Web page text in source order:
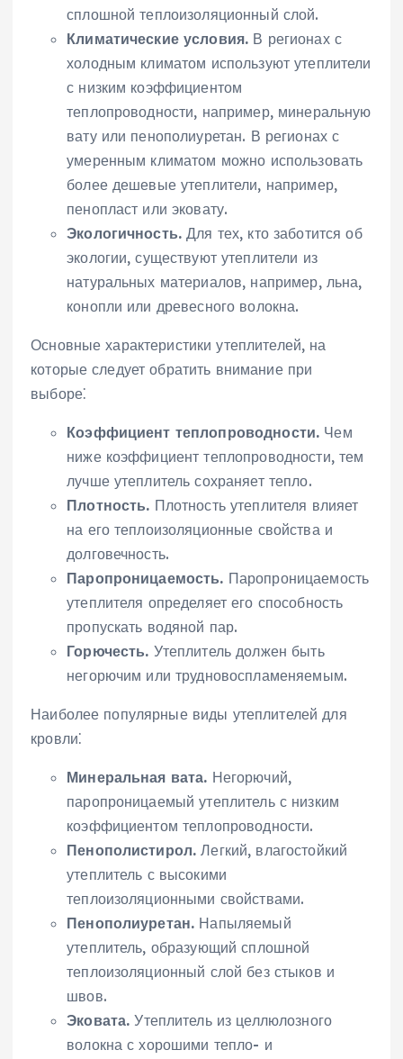
сплошной теплоизоляционный слой.
Климатические условия. В регионах с
холодным климатом используют утеплители
с низким коэффициентом
теплопроводности, например, минеральную
вату или пенополиуретан. В регионах с
умеренным климатом можно использовать
более дешевые утеплители, например,
пенопласт или эковату.
Экологичность. Для тех, кто заботится об
экологии, существуют утеплители из
натуральных материалов, например, льна,
конопли или древесного волокна.
Основные характеристики утеплителей, на
которые следует обратить внимание при
выборе⁚
Коэффициент теплопроводности. Чем
ниже коэффициент теплопроводности, тем
лучше утеплитель сохраняет тепло.
Плотность. Плотность утеплителя влияет
на его теплоизоляционные свойства и
долговечность.
Паропроницаемость. Паропроницаемость
утеплителя определяет его способность
пропускать водяной пар.
Горючесть. Утеплитель должен быть
негорючим или трудновоспламеняемым.
Наиболее популярные виды утеплителей для
кровли⁚
Минеральная вата. Негорючий,
паропроницаемый утеплитель с низким
коэффициентом теплопроводности.
Пенополистирол. Легкий, влагостойкий
утеплитель с высокими
теплоизоляционными свойствами.
Пенополиуретан. Напыляемый
утеплитель, образующий сплошной
теплоизоляционный слой без стыков и
швов.
Эковата. Утеплитель из целлюлозного
волокна с хорошими тепло- и